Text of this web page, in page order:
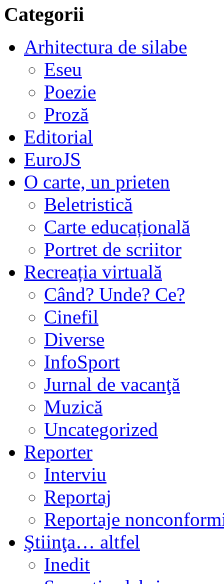
Categorii
Arhitectura de silabe
Eseu
Poezie
Proză
Editorial
EuroJS
O carte, un prieten
Beletristică
Carte educațională
Portret de scriitor
Recreația virtuală
Când? Unde? Ce?
Cinefil
Diverse
InfoSport
Jurnal de vacanţă
Muzică
Uncategorized
Reporter
Interviu
Reportaj
Reportaje
Ştiinţa… altfel
Inedit